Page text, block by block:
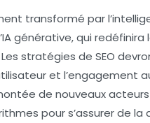
transformé par l’
IA générative, qui
Les stratégies de SEO
et l’engagement
de nouveaux
pour s’assurer de